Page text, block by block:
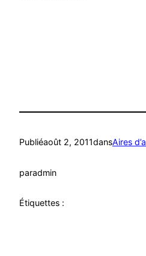
Publiéaoût 2, 2011dansAires
paradmin
Étiquettes :